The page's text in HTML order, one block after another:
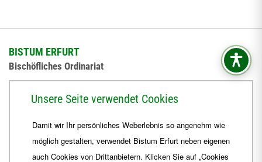
BISTUM ERFURT
Bischöfliches Ordinariat
+49 361 6572-444
ordinariat Bistum-Erfurt.de
Unsere Seite verwendet Cookies
Damit wir Ihr persönliches Weberlebnis so angenehm wie
möglich gestalten, verwendet Bistum Erfurt neben eigenen
auch Cookies von Drittanbietern. Klicken Sie auf „Cookies